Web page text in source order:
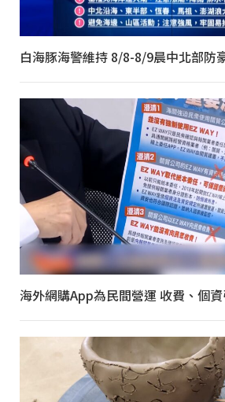
白海豚海警維持 8/8-8/9晨中北部防
海外網購App為民間營運 收費、個